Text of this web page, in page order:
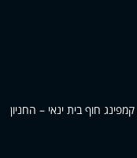
קמפינג חוף בית ינאי – החניון